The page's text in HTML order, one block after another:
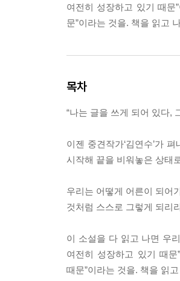
여전히 성장하고 있기 때
문”이라는 것을. 책을 읽고
목차
“나는 글을 쓰게 되어 있다,
이젠 중견작가‘김연수’가
시작해 끝을 비워놓은 상태
우리는 어떻게 어른이 되어
것처럼 스스로 그렇게 되리
이 소설을 다 읽고 나면 우
여전히 성장하고 있기 때
때문”이라는 것을. 책을 읽